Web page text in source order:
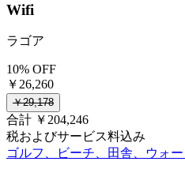
Wifi
ラゴア
10% OFF
￥26,260
￥29,178
合計 ￥204,246
税およびサービス料込み
ゴルフ、ビーチ、田舎、ウォ